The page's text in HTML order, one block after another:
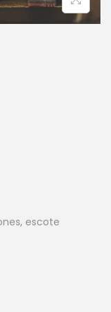
escote